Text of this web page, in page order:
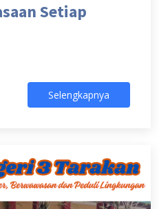
Setiap
Selengkapnya